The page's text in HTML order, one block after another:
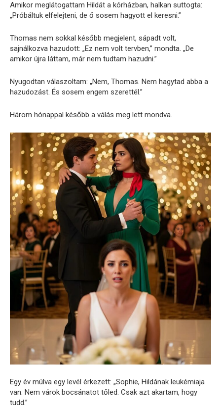
Amikor meglátogattam Hildát a kórházban, halkan suttogta:
„Próbáltuk elfelejteni, de ő sosem hagyott el keresni.”
Thomas nem sokkal később megjelent, sápadt volt,
sajnálkozva hazudott: „Ez nem volt tervben,” mondta. „De
amikor újra láttam, már nem tudtam hazudni.”
Nyugodtan válaszoltam: „Nem, Thomas. Nem hagytad abba a
hazudozást. És sosem engem szerettél.”
Három hónappal később a válás meg lett mondva.
Egy év múlva egy levél érkezett: „Sophie, Hildának leukémiaja
van. Nem várok bocsánatot tőled. Csak azt akartam, hogy
tudd.”